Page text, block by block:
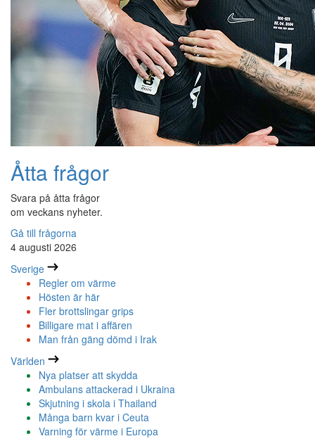
Åtta frågor
Svara på åtta frågor
om veckans nyheter.
Gå till frågorna
4 augusti 2026
Sverige
Regler om värme
Hösten är här
Fler brottslingar grips
Billigare mat i affären
Man från gäng dömd i Irak
Världen
Nya platser att skydda
Ambulans attackerad i Ukraina
Skjutning i skola i Thailand
Många barn kvar i Ceuta
Varning för värme i Europa